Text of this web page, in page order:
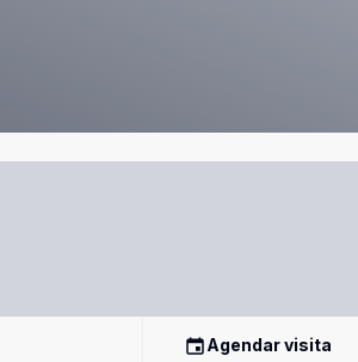
Agendar visita